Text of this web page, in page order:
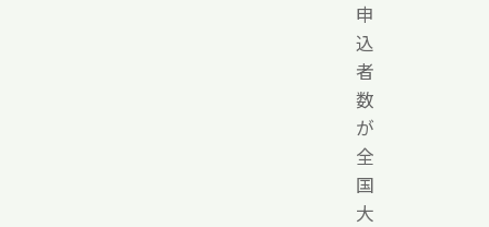
申
込
者
数
が
全
国
大